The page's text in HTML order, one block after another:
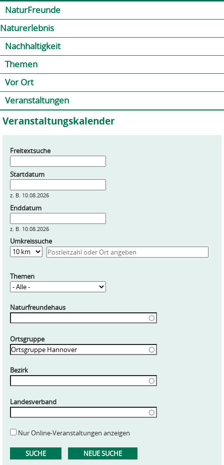
NaturFreunde
Naturerlebnis
Nachhaltigkeit
Themen
Vor Ort
Veranstaltungen
Veranstaltungskalender
Freitextsuche
Startdatum
z. B. 10.08.2026
Enddatum
z. B. 10.08.2026
Umkreissuche
Entfernung
Themen
Naturfreundehaus
Ortsgruppe
Bezirk
Landesverband
Nur Online-Veranstaltungen anzeigen